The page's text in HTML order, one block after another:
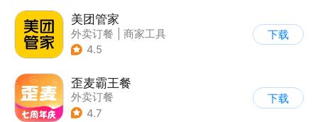
美团管家
外卖订餐
商家工具
4.5
下载
歪麦霸王餐
外卖订餐
4.7
下载